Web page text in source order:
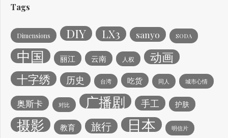
Tags
Dimensions DIY LX3 sanyo SODA
中国 丽江 云南 人权 动画
十字绣 历史 台湾 吃货 同人 城市心情
奥斯卡 对比 广播剧 手工 护肤
摄影 教育 旅行 日本 明信片